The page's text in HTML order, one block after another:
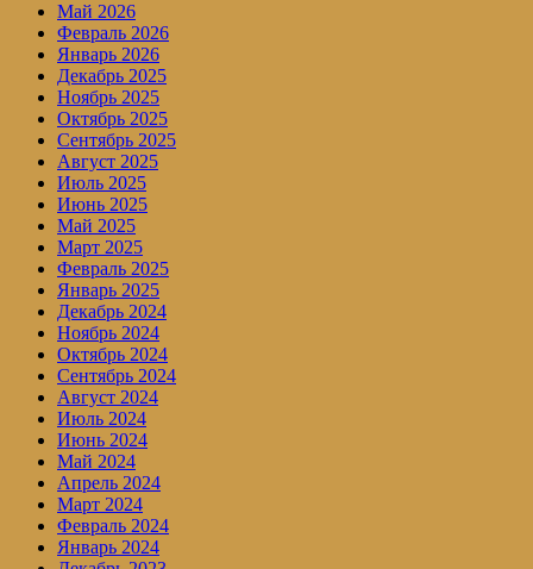
Май 2026
Февраль 2026
Январь 2026
Декабрь 2025
Ноябрь 2025
Октябрь 2025
Сентябрь 2025
Август 2025
Июль 2025
Июнь 2025
Май 2025
Март 2025
Февраль 2025
Январь 2025
Декабрь 2024
Ноябрь 2024
Октябрь 2024
Сентябрь 2024
Август 2024
Июль 2024
Июнь 2024
Май 2024
Апрель 2024
Март 2024
Февраль 2024
Январь 2024